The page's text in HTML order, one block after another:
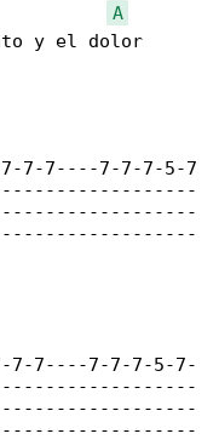
A
7-7----7-7-7-5-7
7-7----7-7-7-5-7-